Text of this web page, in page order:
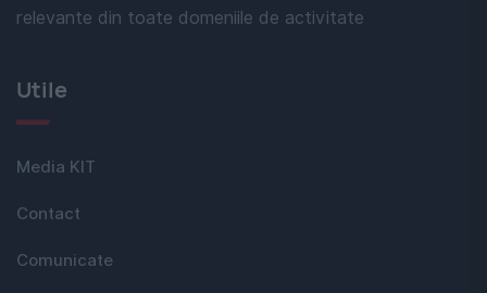
relevante din toate domeniile de activitate
Utile
Media KIT
Contact
Comunicate